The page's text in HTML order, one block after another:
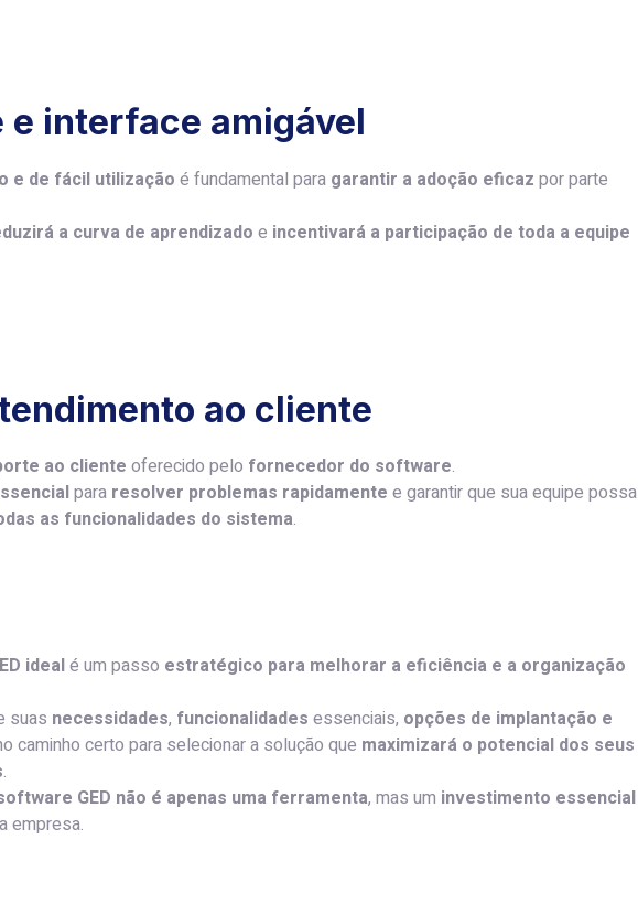
e interface amigável
e de fácil utilização é fundamental para garantir a adoção eficaz por parte
a curva de aprendizado e incentivará a participação de toda a equipe
ao cliente
ao cliente oferecido pelo fornecedor do software.
para resolver problemas rapidamente e garantir que sua equipe possa
as funcionalidades do sistema.
idealé um passo estratégico para melhorar a eficiência e a organização
suas necessidades, funcionalidades essenciais, opções de implantação e
caminho certo para selecionar a solução que maximizará o potencial dos seus
.
GED não é apenas uma ferramenta, mas um investimento essencial
empresa.